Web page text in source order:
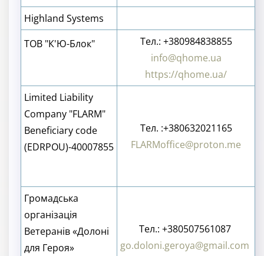
Highland Systems
ТОВ "К'Ю-Блок"
Тел.: +380984838855
info@qhome.ua
https://qhome.ua/
Limited Liability
Company "FLARM"
Beneficiary code
(EDRPOU)-40007855
Тел. :+380632021165
FLARMoffice@proton.me
Громадська
організація
Ветеранів «Долоні
для Героя»
Тел.: +380507561087‬
go.doloni.geroya@gmail.com